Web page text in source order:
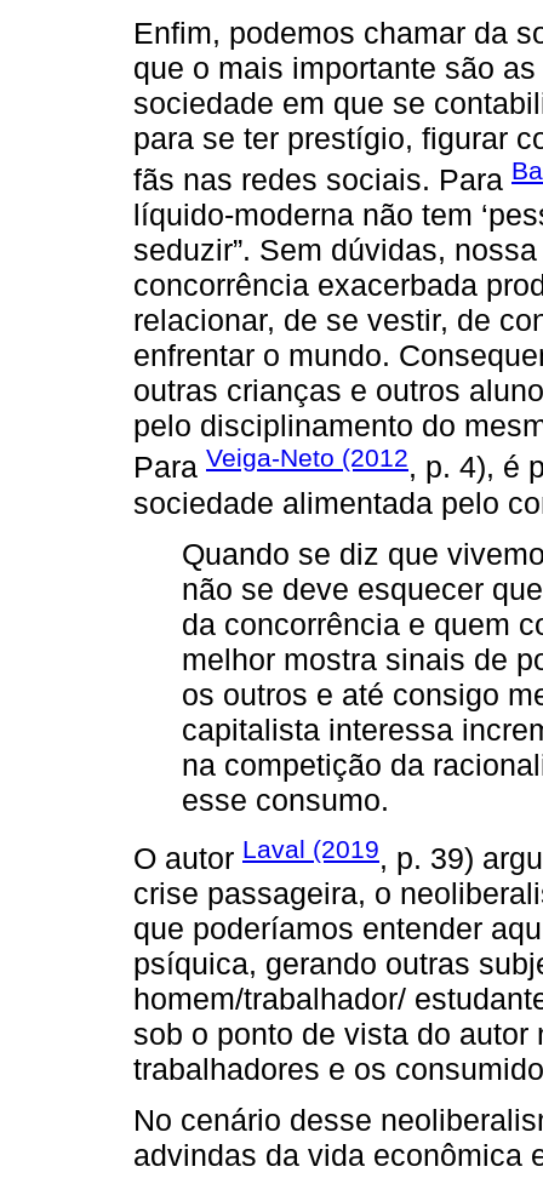
Enfim, podemos chamar da
que o mais importante são
sociedade em que se
para se ter prestígio, figurar
fãs nas redes sociais. Para
líquido-moderna não tem
seduzir”. Sem dúvidas,
concorrência exacerbada
relacionar, de se vestir, de
enfrentar o mundo.
outras crianças e outros
pelo disciplinamento do
Para Veiga-Neto (2012, p. 4), é
sociedade alimentada pelo
Quando se diz que
não se deve esquecer
da concorrência e quem
melhor mostra sinais de
os outros e até consigo
capitalista interessa
na competição da
esse consumo.
O autor Laval (2019, p. 39)
crise passageira, o
que poderíamos entender
psíquica, gerando outras
homem/trabalhador/
sob o ponto de vista do
trabalhadores e os
No cenário desse
advindas da vida econômica